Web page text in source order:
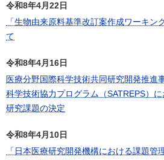
令和8年4月22日
「生物由来原料基準改訂案作成ワーキン
て
令和8年4月16日
医療分野国際科学技術共同研究開発推進
科学技術協力プログラム（SATREPS）
研究課題の決定
令和8年4月10日
「日本医療研究開発機構における課題管